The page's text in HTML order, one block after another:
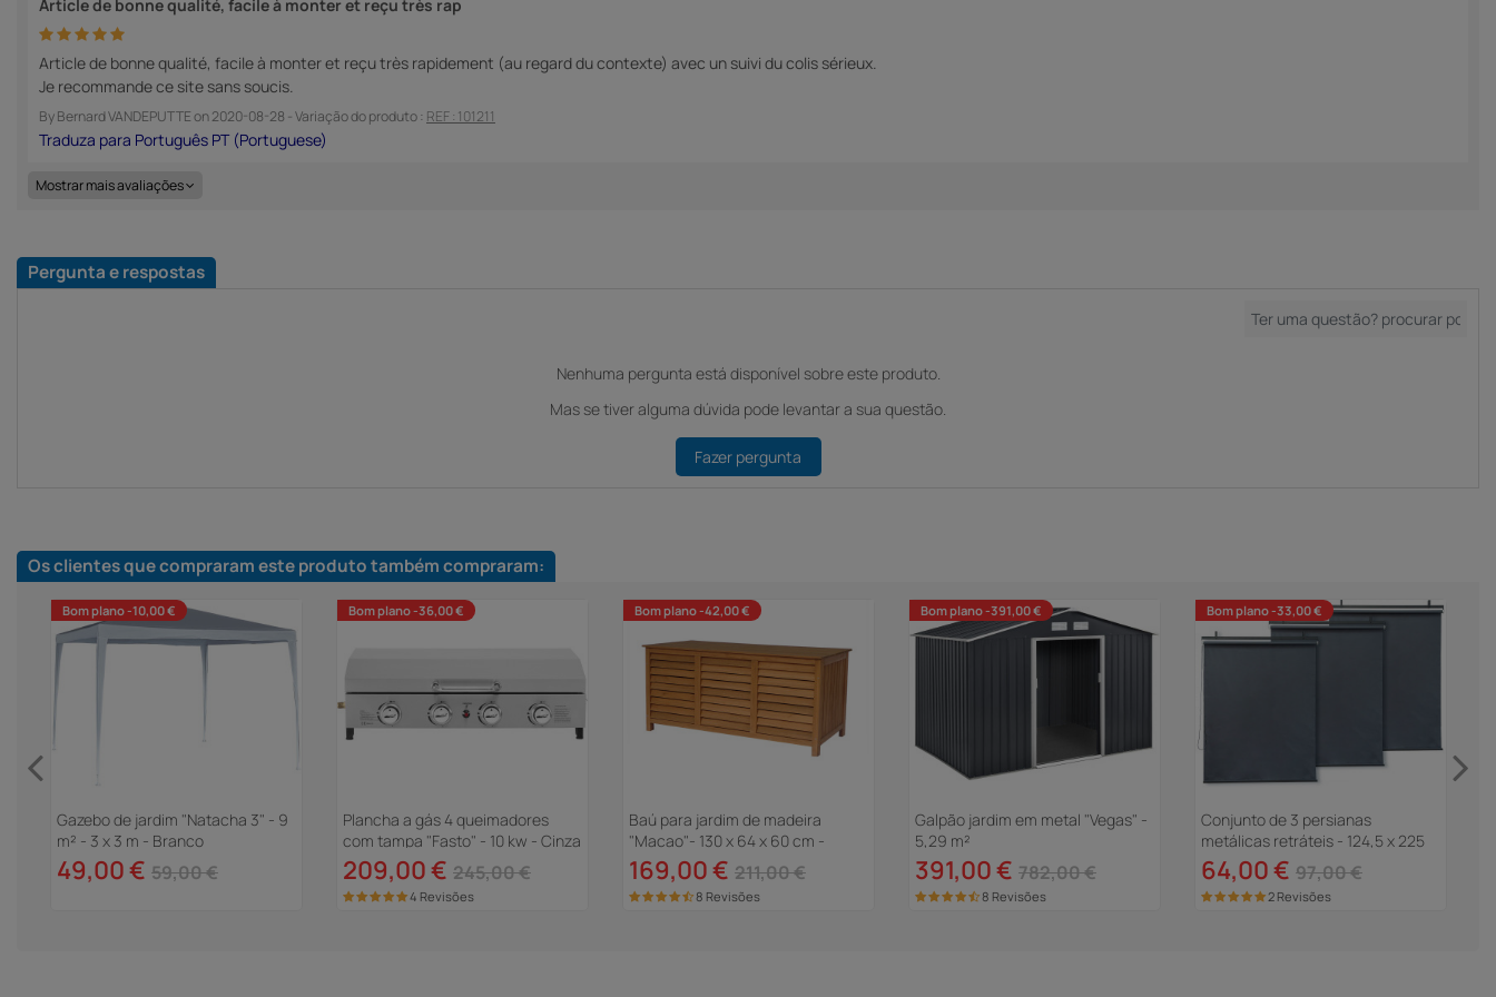
Article de bonne qualité, facile à monter et reçu très rap
Article de bonne qualité, facile à monter et reçu très rapidement (au regard du contexte) avec un suivi du colis sérieux.
Je recommande ce site sans soucis.
ByBernard VANDEPUTTEon2020-08-28 - Variação do produto : REF : 101211
Mostrar mais avaliações
Pergunta e respostas
Nenhuma pergunta está disponível sobre este produto.
Mas se tiver alguma dúvida pode levantar a sua questão.
Fazer pergunta
Os clientes que compraram este produto também compraram:
Bom plano -10,00 €
Gazebo de jardim "Natacha 3" - 9
m² - 3 x 3 m - Branco
49,00 € 59,00 €
Bom plano -36,00 €
Plancha a gás 4 queimadores
com tampa "Fasto" - 10 kw - Cinza
209,00 € 245,00 €
4 Revisões
Bom plano -42,00 €
Baú para jardim de madeira
"Macao"- 130 x 64 x 60 cm -
Marrom
169,00 € 211,00 €
8 Revisões
Bom plano -391,00 €
Galpão jardim em metal "Vegas" -
5,29 m²
391,00 € 782,00 €
8 Revisões
Bom plano -33,00 €
Conjunto de 3 persianas
metálicas retráteis - 124,5 x 225
cm - Antracite
64,00 € 97,00 €
2 Revisões